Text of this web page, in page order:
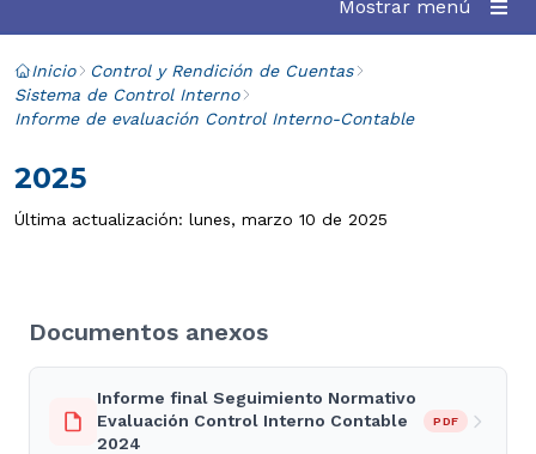
Mostrar menú
Inicio
Control y Rendición de Cuentas
Sistema de Control Interno
Informe de evaluación Control Interno-Contable
2025
Última actualización: lunes, marzo 10 de 2025
Documentos anexos
Informe final Seguimiento Normativo
Evaluación Control Interno Contable
2024
PDF